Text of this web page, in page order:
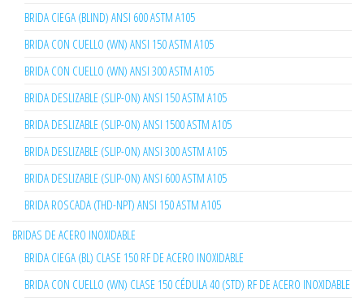
BRIDA CIEGA (BLIND) ANSI 600 ASTM A105
BRIDA CON CUELLO (WN) ANSI 150 ASTM A105
BRIDA CON CUELLO (WN) ANSI 300 ASTM A105
BRIDA DESLIZABLE (SLIP-ON) ANSI 150 ASTM A105
BRIDA DESLIZABLE (SLIP-ON) ANSI 1500 ASTM A105
BRIDA DESLIZABLE (SLIP-ON) ANSI 300 ASTM A105
BRIDA DESLIZABLE (SLIP-ON) ANSI 600 ASTM A105
BRIDA ROSCADA (THD-NPT) ANSI 150 ASTM A105
BRIDAS DE ACERO INOXIDABLE
BRIDA CIEGA (BL) CLASE 150 RF DE ACERO INOXIDABLE
BRIDA CON CUELLO (WN) CLASE 150 CÉDULA 40 (STD) RF DE ACERO INOXIDABLE